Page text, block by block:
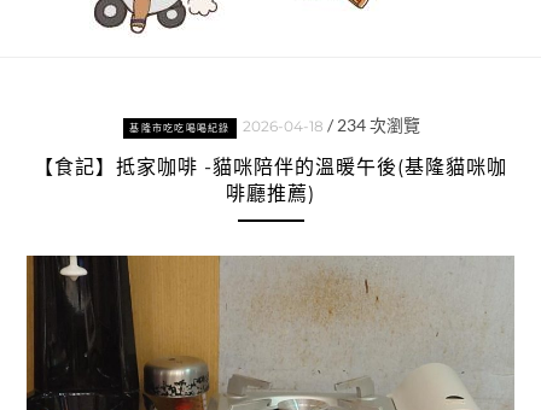
基隆市吃吃喝喝紀錄 2026-04-18 / 234次瀏覽
【食記】抵家咖啡 -貓咪陪伴的溫暖午後(基隆貓咪咖
啡廳推薦)